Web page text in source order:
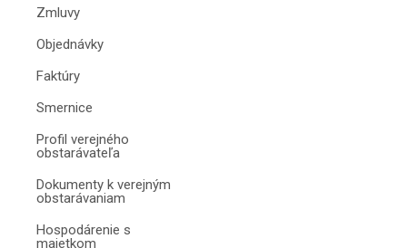
Zmluvy
Objednávky
Faktúry
Smernice
Profil verejného
obstarávateľa
Dokumenty k verejným
obstarávaniam
Hospodárenie s
majetkom